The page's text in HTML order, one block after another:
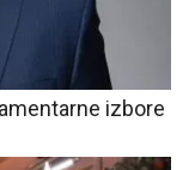
izbore